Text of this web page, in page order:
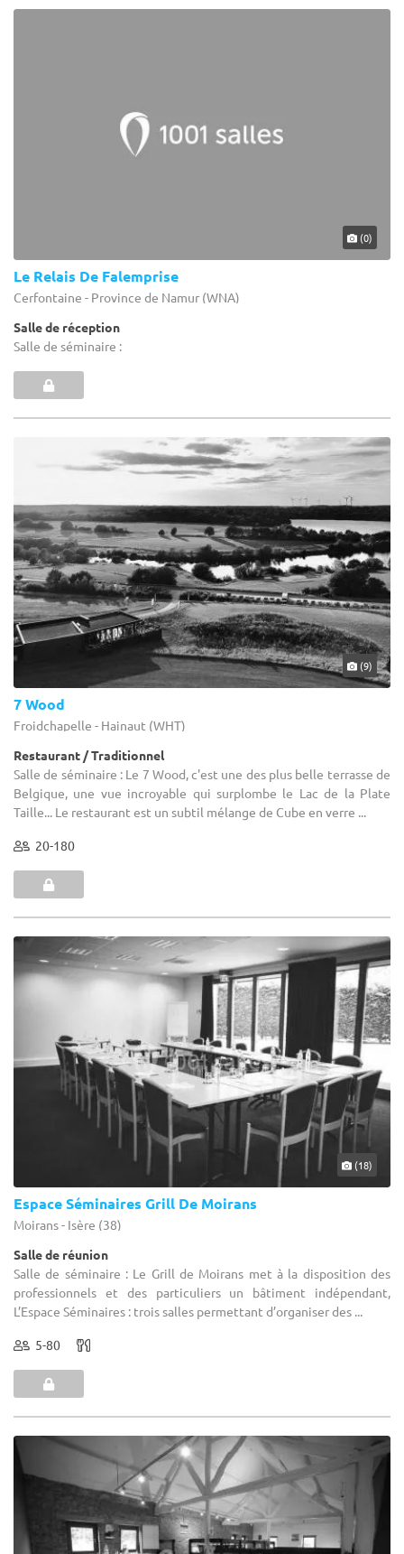
(0)
Le Relais De Falemprise
Cerfontaine - Province de Namur (WNA)
Salle de réception
Salle de séminaire :
(9)
7 Wood
Froidchapelle - Hainaut (WHT)
Restaurant / Traditionnel
Salle de séminaire : Le 7 Wood, c'est une des plus belle terrasse de
Belgique, une vue incroyable qui surplombe le Lac de la Plate
Taille... Le restaurant est un subtil mélange de Cube en verre ...
20-180
(18)
Espace Séminaires Grill De Moirans
Moirans - Isère (38)
Salle de réunion
Salle de séminaire : Le Grill de Moirans met à la disposition des
professionnels et des particuliers un bâtiment indépendant,
L’Espace Séminaires : trois salles permettant d’organiser des ...
5-80